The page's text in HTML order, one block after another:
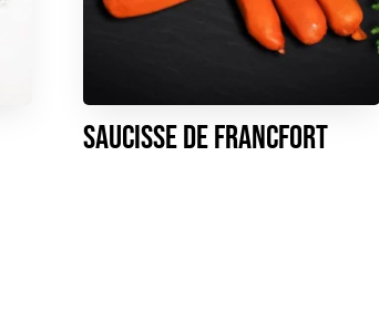
Saucisse de Francfort